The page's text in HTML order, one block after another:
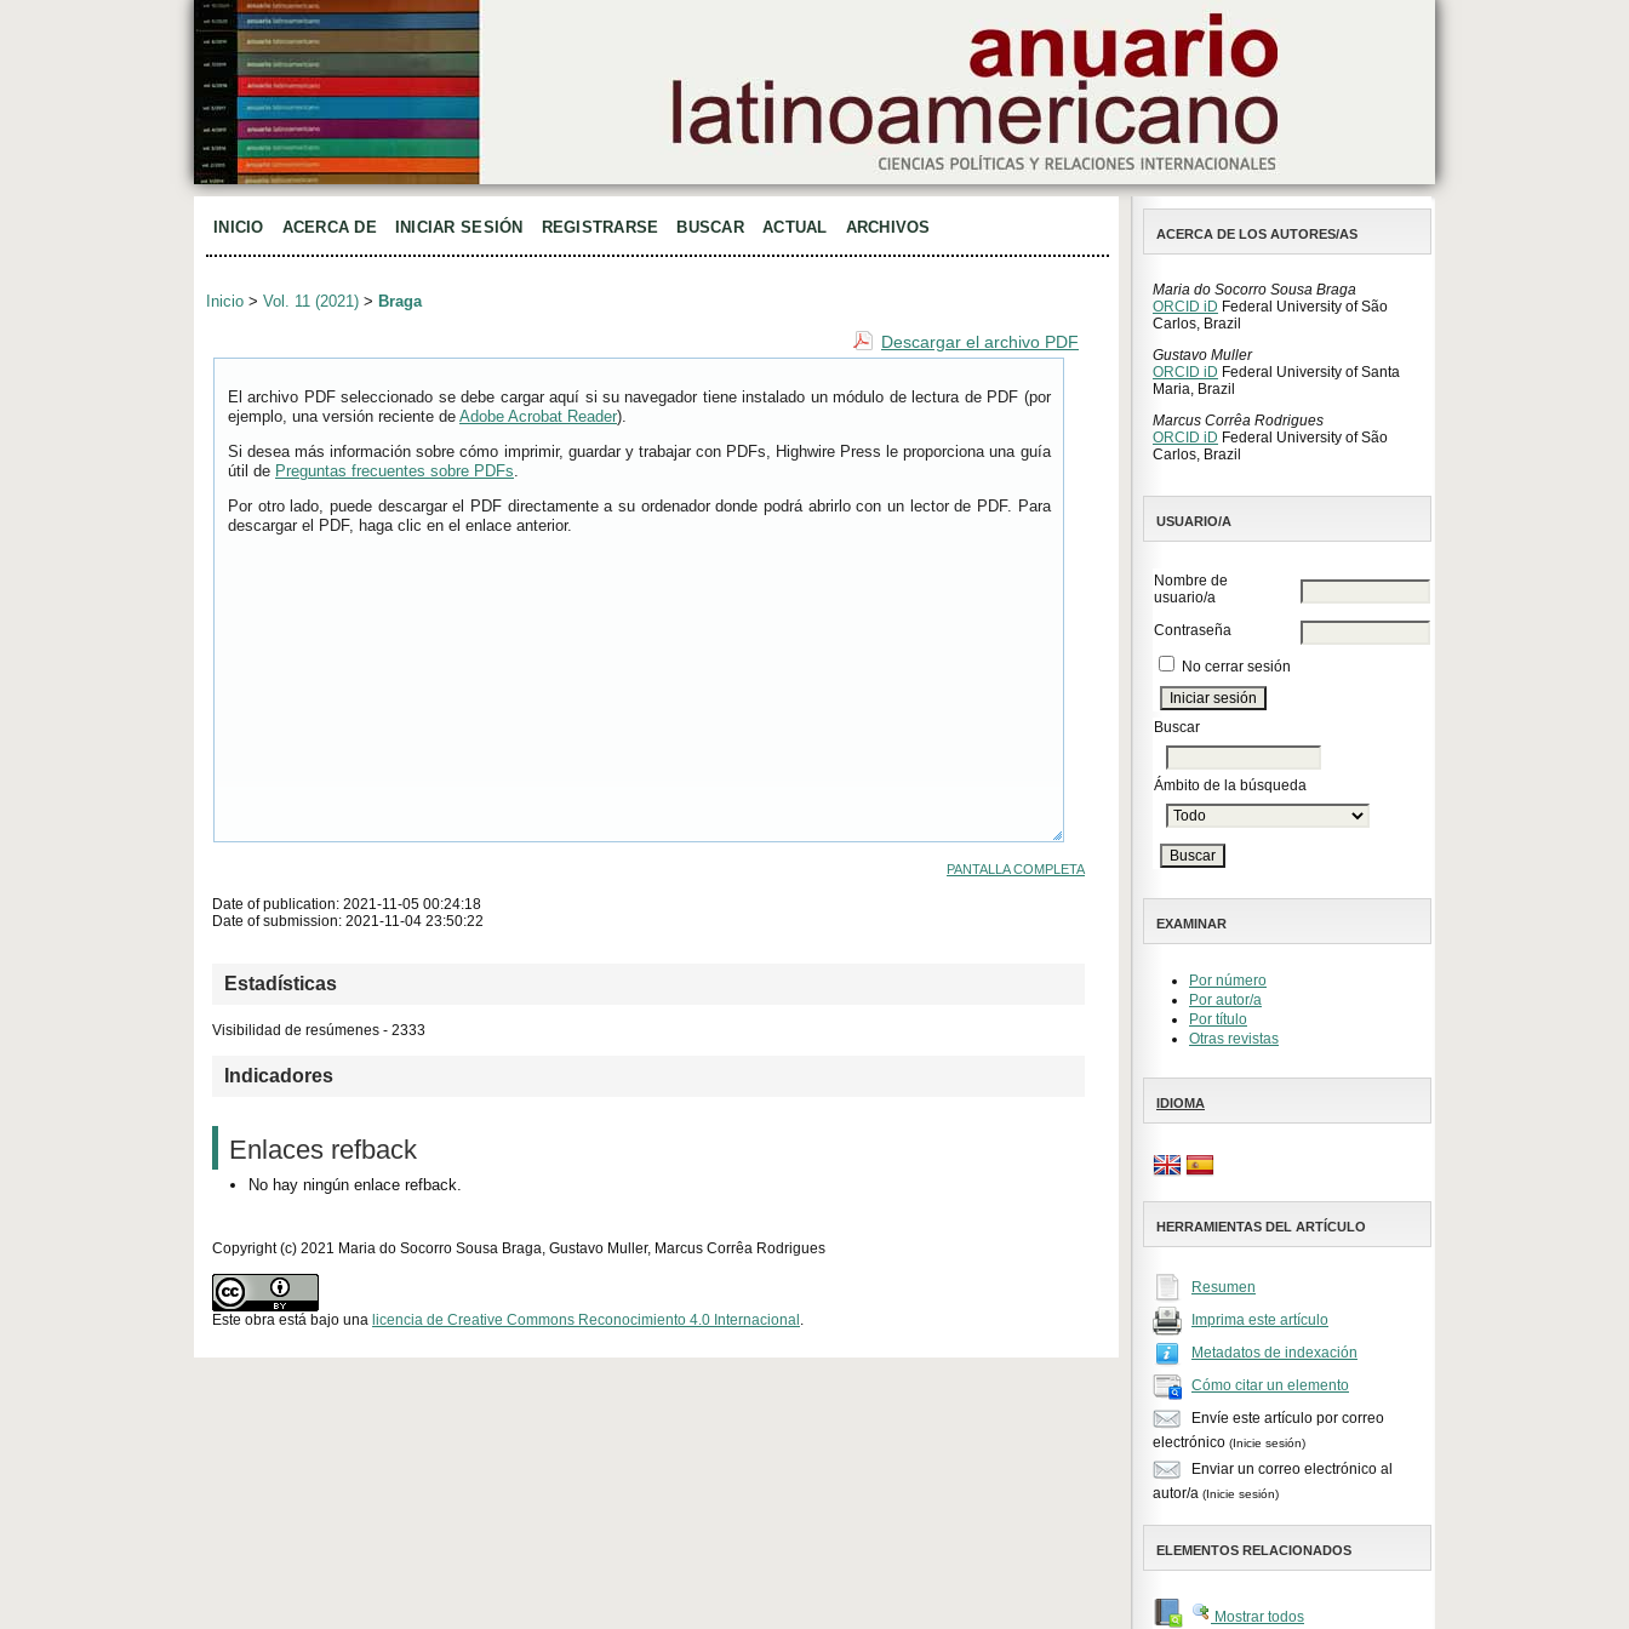
ACERCA DE LOS AUTORES/AS
Maria do Socorro Sousa Braga
ORCID iD Federal University of São
Carlos, Brazil
Gustavo Muller
ORCID iD Federal University of Santa
Maria, Brazil
Marcus Corrêa Rodrigues
ORCID iD Federal University of São
Carlos, Brazil
USUARIO/A
Nombre de
usuario/a
Contraseña
No cerrar sesión
Buscar
Ámbito de la búsqueda
EXAMINAR
Por número
Por autor/a
Por título
Otras revistas
IDIOMA
HERRAMIENTAS DEL ARTÍCULO
Resumen
Imprima este artículo
Metadatos de indexación
Cómo citar un elemento
Envíe este artículo por correo
electrónico (Inicie sesión)
Enviar un correo electrónico al
autor/a (Inicie sesión)
ELEMENTOS RELACIONADOS
Mostrar todos
INICIO ACERCA DE INICIAR SESIÓN REGISTRARSE BUSCAR ACTUAL ARCHIVOS
Inicio > Vol. 11 (2021) > Braga
Descargar el archivo PDF
El archivo PDF seleccionado se debe cargar aquí si su navegador tiene instalado un módulo de lectura de PDF (por
ejemplo, una versión reciente de Adobe Acrobat Reader).
Si desea más información sobre cómo imprimir, guardar y trabajar con PDFs, Highwire Press le proporciona una guía
útil de Preguntas frecuentes sobre PDFs.
Por otro lado, puede descargar el PDF directamente a su ordenador donde podrá abrirlo con un lector de PDF. Para
descargar el PDF, haga clic en el enlace anterior.
PANTALLA COMPLETA
Date of publication: 2021-11-05 00:24:18
Date of submission: 2021-11-04 23:50:22
Estadísticas
Visibilidad de resúmenes - 2333
Indicadores
Enlaces refback
No hay ningún enlace refback.
Copyright (c) 2021 Maria do Socorro Sousa Braga, Gustavo Muller, Marcus Corrêa Rodrigues
Este obra está bajo una licencia de Creative Commons Reconocimiento 4.0 Internacional .